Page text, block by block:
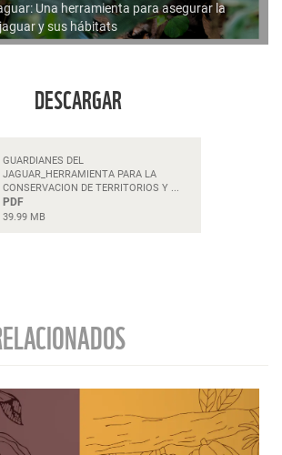
Una herramienta para asegurar la
y sus hábitats
DESCARGAR
GUARDIANES DEL
JAGUAR_HERRAMIENTA PARA LA
CONSERVACION DE TERRITORIOS Y ...
PDF
39.99 MB